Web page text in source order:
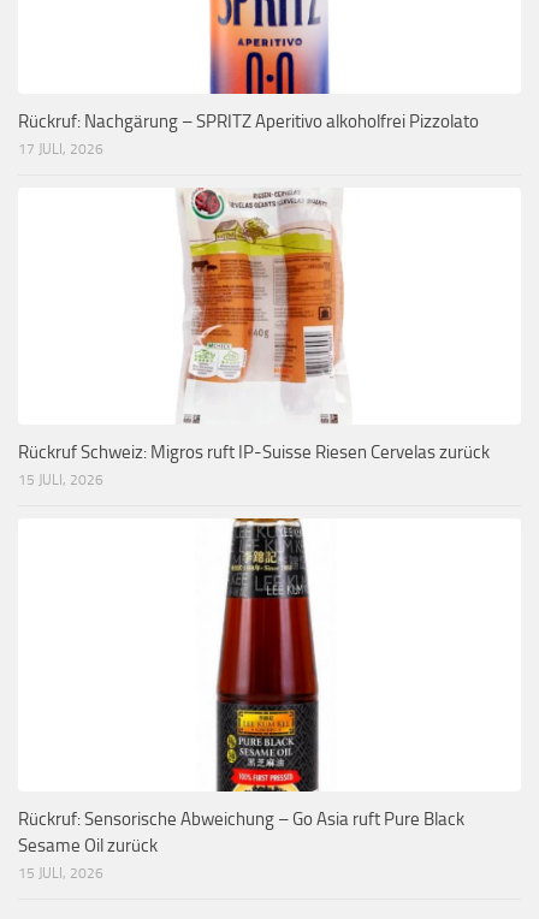
Rückruf: Nachgärung – SPRITZ Aperitivo alkoholfrei Pizzolato
17 JULI, 2026
Rückruf Schweiz: Migros ruft IP-Suisse Riesen Cervelas zurück
15 JULI, 2026
Rückruf: Sensorische Abweichung – Go Asia ruft Pure Black
Sesame Oil zurück
15 JULI, 2026